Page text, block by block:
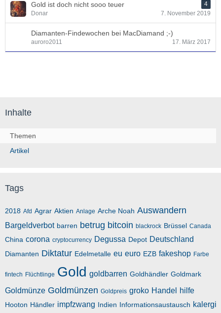
Gold ist doch nicht sooo teuer
4
Donar
7. November 2019
Diamanten-Findewochen bei MacDiamand ;-)
auroro2011 17. März 2017
Inhalte
Themen
Artikel
Tags
2018 Afd Agrar Aktien Anlage Arche Noah Auswandern
Bargeldverbot barren betrug bitcoin blackrock Brüssel Canada
China corona cryptocurrency Degussa Depot Deutschland
Diamanten Diktatur Edelmetalle eu euro EZB fakeshop Farbe
fintech Flüchtlinge Gold goldbarren Goldhändler Goldmark
Goldmünze Goldmünzen Goldpreis groko Handel hilfe
Hooton Händler impfzwang Indien Informationsaustausch kalergi